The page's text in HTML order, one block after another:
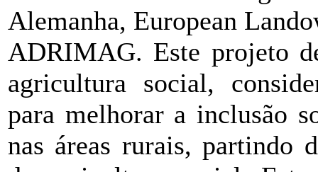
Alemanha, European
ADRIMAG. Este projeto
agricultura social,
para melhorar a inclusão
nas áreas rurais, partindo